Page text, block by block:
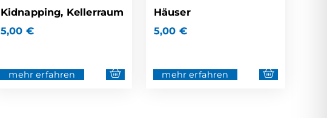
Kidnapping, Kellerraum
5,00 €
mehr erfahren
Häuser
5,00 €
mehr erfahren